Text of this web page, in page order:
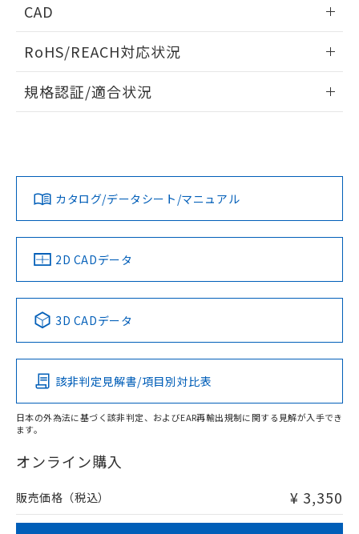
CAD
ドすることができます。
ログイン/会員登録
ダウンロードデータをご利用いただく前に、以下を必ずお読
みください。
ソフトウェアの使用条件
RoHS/REACH対応状況
EU RoHS 注意事項・凡例
対応済み
中国 RoHS 注意事項・凡例
Pb Hg Cd Cr(VI)
O
在庫等で未対応品が混在する可能性があります。
問い合わせください。
規格認証/適合状況
カタログ/データシート/マニュアル
2D CADデータ
3D CADデータ
該非判定見解書/項目別対比表
日本の外為法に基づく該非判定、およびEAR再輸出規制に関する見解が入手でき
ます。
オンライン購入
販売価格（税込） ¥ 3,350